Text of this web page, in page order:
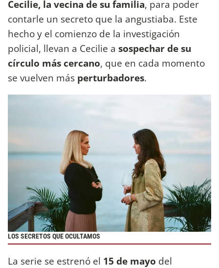
Cecilie, la vecina de su familia, para poder
contarle un secreto que la angustiaba. Este
hecho y el comienzo de la investigación
policial, llevan a Cecilie a sospechar de su
círculo más cercano, que en cada momento
se vuelven más perturbadores.
LOS SECRETOS QUE OCULTAMOS
La serie se estrenó el 15 de mayo del